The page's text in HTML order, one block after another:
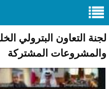
لجنة التعاون البترولي
والمشروعات المشتركة